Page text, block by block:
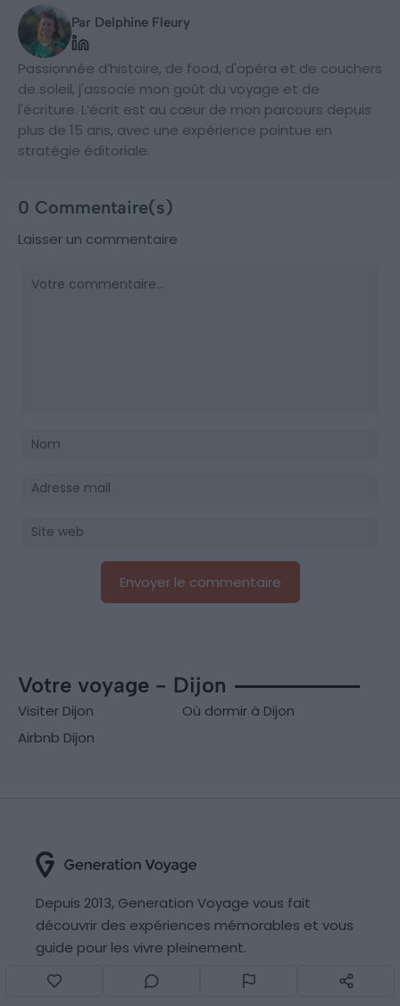
Par Delphine Fleury
Passionnée d’histoire, de food, d'opéra et de couchers
de soleil, j'associe mon goût du voyage et de
l'écriture. L’écrit est au cœur de mon parcours depuis
plus de 15 ans, avec une expérience pointue en
stratégie éditoriale.
0 Commentaire(s)
Laisser un commentaire
Votre voyage - Dijon
Visiter Dijon
Où dormir à Dijon
Airbnb Dijon
Depuis 2013, Generation Voyage vous fait
découvrir des expériences mémorables et vous
guide pour les vivre pleinement.